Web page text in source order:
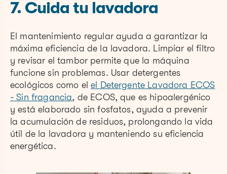
7. Cuida tu lavadora
El mantenimiento regular ayuda a garantizar la
máxima eficiencia de la lavadora. Limpiar el filtro
y revisar el tambor permite que la máquina
funcione sin problemas. Usar detergentes
ecológicos como elel Detergente Lavadora ECOS
- Sin fragancia, de ECOS, que es hipoalergénico
y está elaborado sin fosfatos, ayuda a prevenir
la acumulación de residuos, prolongando la vida
útil de la lavadora y manteniendo su eficiencia
energética.